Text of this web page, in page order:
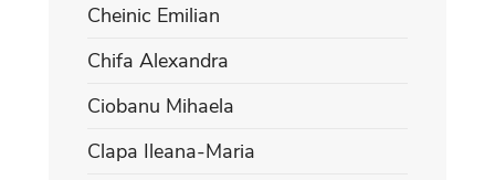
Cheinic Emilian
Chifa Alexandra
Ciobanu Mihaela
Clapa Ileana-Maria